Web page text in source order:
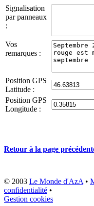
Signalisation
par panneaux
:
Vos
remarques :
Position GPS
Latitude :
Position GPS
Longitude :
Retour à la page
© 2003 Le Monde d'AzA •
confidentialité •
Gestion cookies